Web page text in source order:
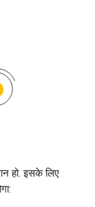
हो. इसके लिए